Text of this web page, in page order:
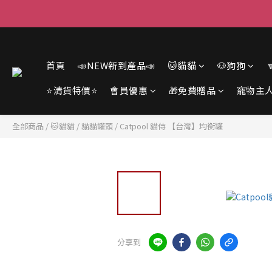
首頁 📣NEW新到產品📣 🐱貓貓 🐶狗狗
⭐清貨特價⭐
會員優惠 🎁免費贈品 寵物主
全部商品 / 🐱貓貓 /貓貓罐頭 / Catpool 貓侍 【台灣】均衡罐
分享到